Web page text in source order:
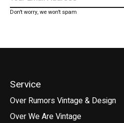
Don’t worry, we won’t spam
Service
Over Rumors Vintage & Design
Over We Are Vintage